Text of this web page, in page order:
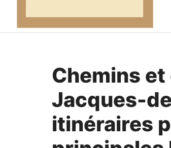
Chemins
Jacques-
itinéraires